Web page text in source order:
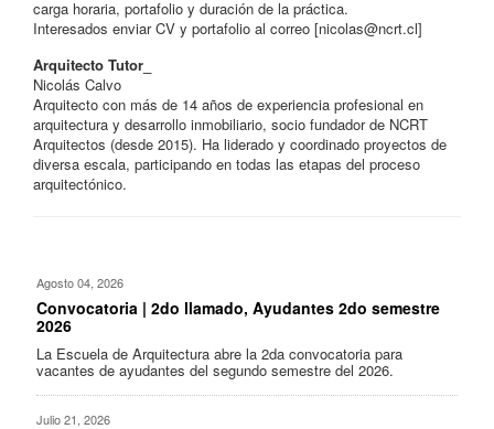
carga horaria, portafolio y duración de la práctica.
Interesados enviar CV y portafolio al correo [nicolas@ncrt.cl]
Arquitecto Tutor_
Nicolás Calvo
Arquitecto con más de 14 años de experiencia profesional en
arquitectura y desarrollo inmobiliario, socio fundador de NCRT
Arquitectos (desde 2015). Ha liderado y coordinado proyectos de
diversa escala, participando en todas las etapas del proceso
arquitectónico.
Agosto 04, 2026
Convocatoria | 2do llamado, Ayudantes 2do semestre
2026
La Escuela de Arquitectura abre la 2da convocatoria para
vacantes de ayudantes del segundo semestre del 2026.
Julio 21, 2026